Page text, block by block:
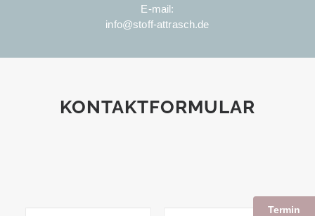
E-mail:
info@stoff-attrasch.de
KONTAKTFORMULAR
Termin